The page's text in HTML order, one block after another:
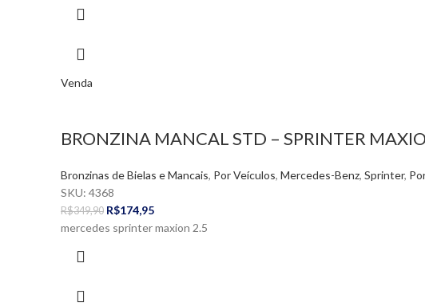
Venda
BRONZINA MANCAL STD – SPRINTER
Bronzinas de Bielas e Mancais, Por Veículos, Mercedes-Benz, Sprinter,
SKU: 4368
R$349,90 R$174,95
mercedes sprinter maxion 2.5